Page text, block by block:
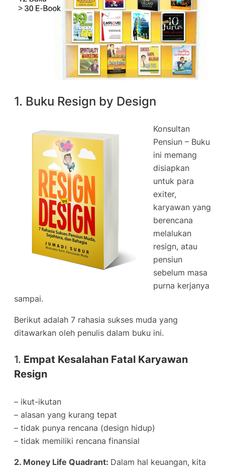
1. Buku Resign by Design
Konsultan
Pensiun – Buku
ini memang
disiapkan
untuk para
exiter,
karyawan yang
berencana
melalukan
resign, atau
pensiun
sebelum masa
purna kerjanya
sampai.
Berikut adalah 7 rahasia sukses muda yang
ditawarkan oleh penulis dalam buku ini.
1. Empat Kesalahan Fatal Karyawan
Resign
– ikut-ikutan
– alasan yang kurang tepat
– tidak punya rencana (design hidup)
– tidak memiliki rencana finansial
2. Money Life Quadrant: Dalam hal keuangan, kita